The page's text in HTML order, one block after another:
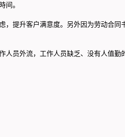
间。
，提升客户满意度。另外因为劳动合同
人员外流，工作人员缺乏、没有人值勤